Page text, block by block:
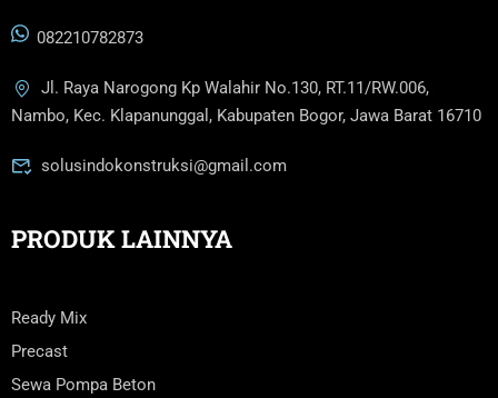
082210782873
Jl. Raya Narogong Kp Walahir No.130, RT.11/RW.006,
Nambo, Kec. Klapanunggal, Kabupaten Bogor, Jawa Barat 16710
solusindokonstruksi@gmail.com
PRODUK LAINNYA
Ready Mix
Precast
Sewa Pompa Beton